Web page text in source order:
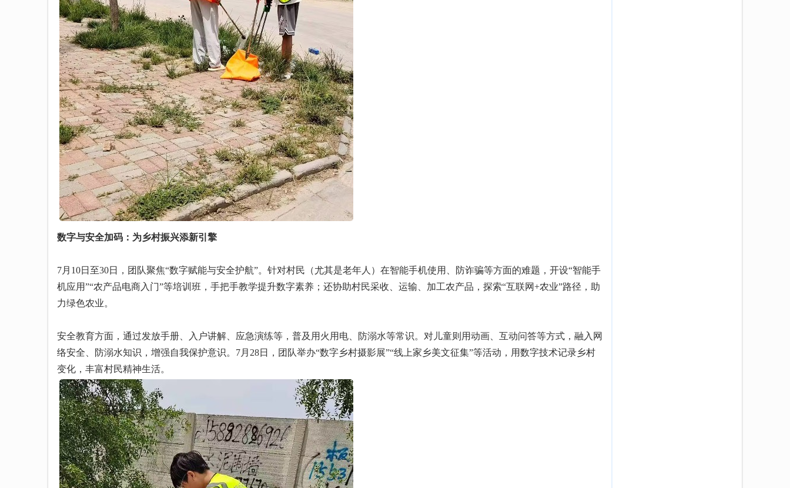
数字与安全加码：为乡村振兴添新引擎
7月10日至30日，团队聚焦“数字赋能与安全护航”。针对村民（尤其是老年人）在智能手机使用、防诈骗等方面的难题，开设“智能手
机应用”“农产品电商入门”等培训班，手把手教学提升数字素养；还协助村民采收、运输、加工农产品，探索“互联网+农业”路径，助
力绿色农业。
安全教育方面，通过发放手册、入户讲解、应急演练等，普及用火用电、防溺水等常识。对儿童则用动画、互动问答等方式，融入网
络安全、防溺水知识，增强自我保护意识。7月28日，团队举办“数字乡村摄影展”“线上家乡美文征集”等活动，用数字技术记录乡村
变化，丰富村民精神生活。